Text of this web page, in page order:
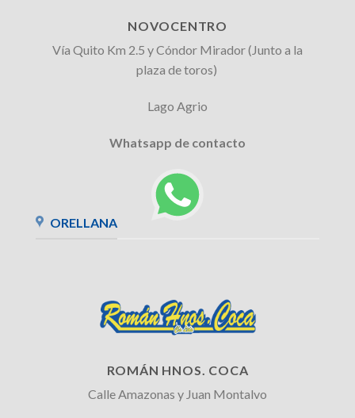
NOVOCENTRO
Vía Quito Km 2.5 y Cóndor Mirador (Junto a la
plaza de toros)
Lago Agrio
Whatsapp de contacto
ORELLANA
ROMÁN HNOS. COCA
Calle Amazonas y Juan Montalvo